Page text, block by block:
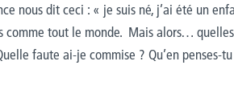
nous dit ceci : « je suis né, j’ai été un
comme tout le monde. Mais alors…
faute ai-je commise ? Qu’en penses-